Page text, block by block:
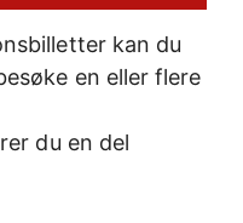
kan du
en eller flere
du en del